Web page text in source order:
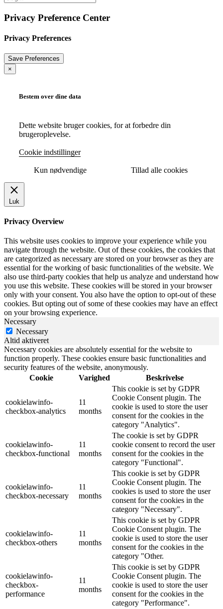
Privacy Preference Center
Privacy Preferences
×
Bestem over dine data
Dette website bruger cookies, for at forbedre din
brugeroplevelse.
Cookie indstillinger
Kun nødvendige Tillad alle cookies
Luk
Privacy Overview
This website uses cookies to improve your experience while you
navigate through the website. Out of these cookies, the cookies that
are categorized as necessary are stored on your browser as they are
essential for the working of basic functionalities of the website. We
also use third-party cookies that help us analyze and understand how
you use this website. These cookies will be stored in your browser
only with your consent. You also have the option to opt-out of these
cookies. But opting out of some of these cookies may have an effect
on your browsing experience.
Necessary
Necessary
Altid aktiveret
Necessary cookies are absolutely essential for the website to
function properly. These cookies ensure basic functionalities and
security features of the website, anonymously.
Cookie
Varighed Beskrivelse
cookielawinfo-
checkbox-analytics
11
months
This cookie is set by GDPR
Cookie Consent plugin. The
cookie is used to store the user
consent for the cookies in the
category "Analytics".
cookielawinfo-
checkbox-functional
11
months
The cookie is set by GDPR
cookie consent to record the user
consent for the cookies in the
category "Functional".
cookielawinfo-
checkbox-necessary
11
months
This cookie is set by GDPR
Cookie Consent plugin. The
cookies is used to store the user
consent for the cookies in the
category "Necessary".
cookielawinfo-
checkbox-others
11
months
This cookie is set by GDPR
Cookie Consent plugin. The
cookie is used to store the user
consent for the cookies in the
category "Other.
cookielawinfo-
checkbox-
performance
11
months
This cookie is set by GDPR
Cookie Consent plugin. The
cookie is used to store the user
consent for the cookies in the
category "Performance".